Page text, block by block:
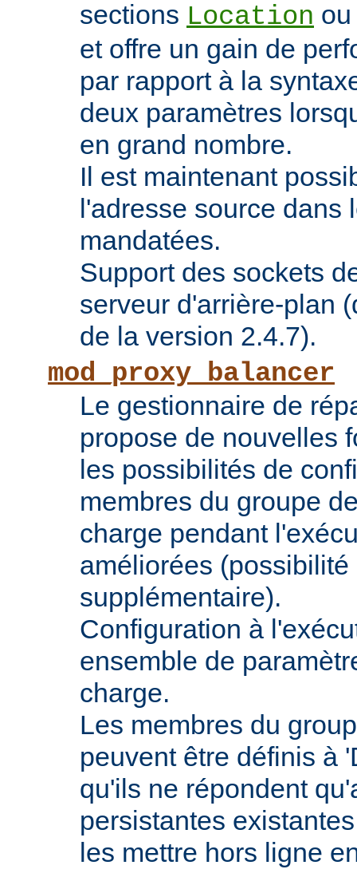
sections Location
et offre un gain de
par rapport à la
deux paramètres
en grand nombre.
Il est maintenant
l'adresse source dans
mandatées.
Support des sockets
serveur d'arrière-plan
de la version 2.4.7).
mod_proxy_balancer
Le gestionnaire de
propose de nouvelles
les possibilités de
membres du groupe
charge pendant
améliorées
supplémentaire).
Configuration à
ensemble de
charge.
Les membres du
peuvent être définis à
qu'ils ne répondent
persistantes
les mettre hors ligne